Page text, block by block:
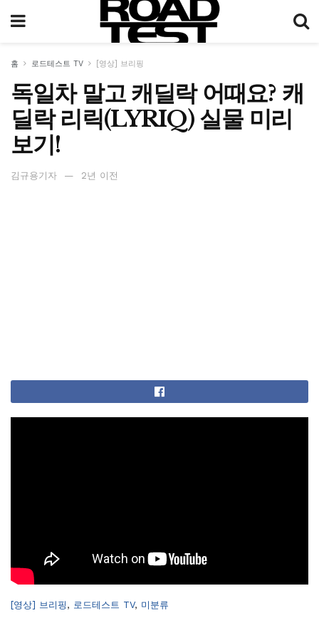
홈 로드테스트 TV [영상] 브리핑
독일차 말고 캐딜락 어때요? 캐
딜락 리릭(LYRIQ) 실물 미리
보기!
김규용기자 2년 이전
C[영상] 브리핑 , 로드테스트 TV, 미분류